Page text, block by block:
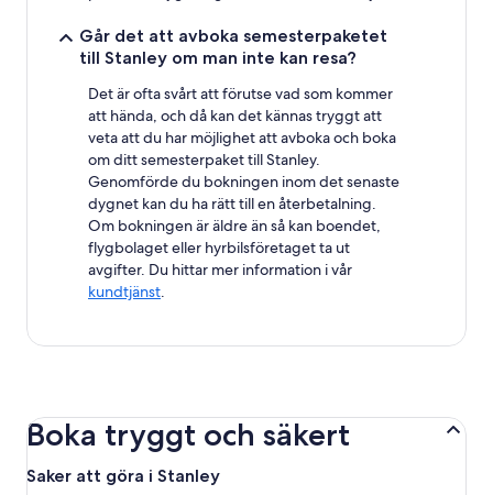
Går det att avboka semesterpaketet
till Stanley om man inte kan resa?
Det är ofta svårt att förutse vad som kommer
att hända, och då kan det kännas tryggt att
veta att du har möjlighet att avboka och boka
om ditt semesterpaket till Stanley.
Genomförde du bokningen inom det senaste
dygnet kan du ha rätt till en återbetalning.
Om bokningen är äldre än så kan boendet,
flygbolaget eller hyrbilsföretaget ta ut
avgifter. Du hittar mer information i vår
kundtjänst.
Boka tryggt och säkert
Saker att göra i Stanley